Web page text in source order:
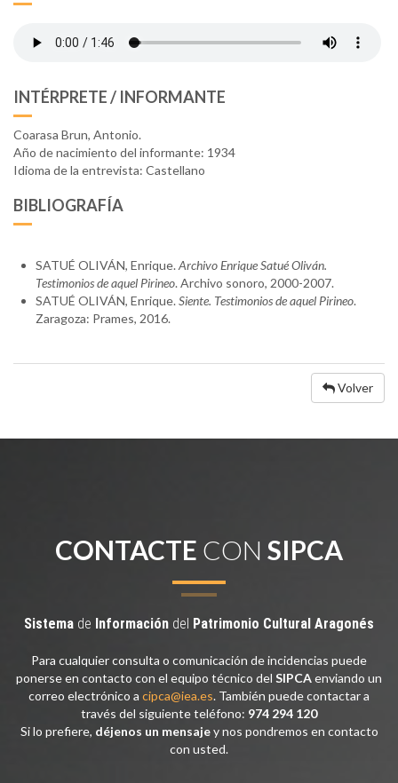
INTÉRPRETE / INFORMANTE
Coarasa Brun, Antonio.
Año de nacimiento del informante: 1934
Idioma de la entrevista: Castellano
BIBLIOGRAFÍA
SATUÉ OLIVÁN, Enrique. Archivo Enrique Satué Oliván.
Testimonios de aquel Pirineo. Archivo sonoro, 2000-2007.
SATUÉ OLIVÁN, Enrique. Siente. Testimonios de aquel Pirineo.
Zaragoza: Prames, 2016.
Volver
CONTACTE CON SIPCA
Sistema de Información del Patrimonio Cultural Aragonés
Para cualquier consulta o comunicación de incidencias puede
ponerse en contacto con el equipo técnico del SIPCAenviando un
correo electrónico a cipca@iea.es. También puede contactar a
través del siguiente teléfono: 974 294 120
Si lo prefiere, déjenos un mensajey nos pondremos en contacto
con usted.